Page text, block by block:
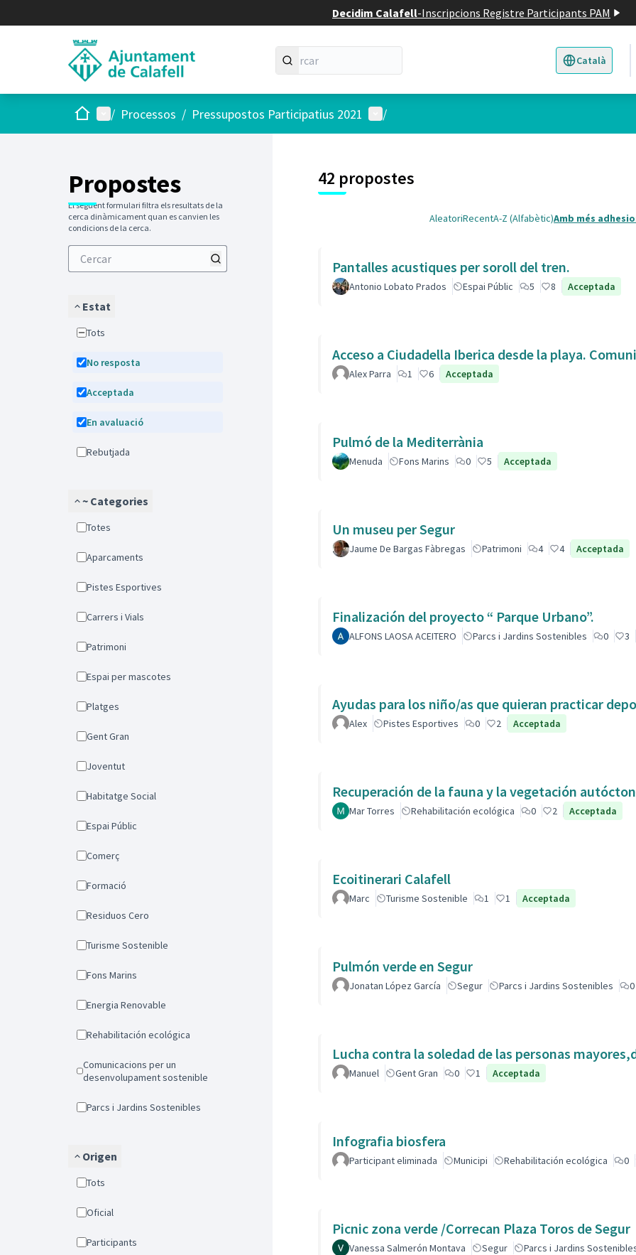
Decidim Calafell-Inscripcions Registre Participants PAM
Català
Triar la llengua
Inici Menú principal
/ Processos / Pressupostos Participatius 2021 Menú d'usuari
/
Propostes
El següent formulari filtra els resultats de la
cerca dinàmicament quan es canvien les
condicions de la cerca.
Estat
Tots
No resposta
Acceptada
En avaluació
Rebutjada
~ Categories
Totes
Aparcaments
Pistes Esportives
Carrers i Vials
Patrimoni
Espai per mascotes
Platges
Gent Gran
Joventut
Habitatge Social
Espai Públic
Comerç
Formació
Residuos Cero
Turisme Sostenible
Fons Marins
Energia Renovable
Rehabilitación ecológica
Comunicacions per un
desenvolupament sostenible
Parcs i Jardins Sostenibles
Origen
Tots
Oficial
Participants
4
42 propostes
AleatoriRecentA-Z (Alfabètic)Amb més
Pantalles acustiques per soroll del tren.
Antonio Lobato Prados Espai Públic 5 8 Acceptada
Acceso a Ciudadella Iberica desde la playa.
Alex Parra 1 6 Acceptada
Pulmó de la Mediterrània
Menuda Fons Marins 0 5 Acceptada
Un museu per Segur
Jaume De Bargas Fàbregas Patrimoni 4 4 Acceptada
Finalización del proyecto “ Parque Urbano”.
ALFONS LAOSA ACEITERO Parcs i Jardins Sostenibles 0 3
Ayudas para los niño/as que quieran practicar
Alex Pistes Esportives 0 2 Acceptada
Recuperación de la fauna y la vegetación
Mar Torres Rehabilitación ecológica 0 2 Acceptada
Ecoitinerari Calafell
Marc Turisme Sostenible 1 1 Acceptada
Pulmón verde en Segur
Jonatan López García Segur Parcs i Jardins Sostenibles 0
Lucha contra la soledad de las personas
Manuel Gent Gran 0 1 Acceptada
Infografia biosfera
Participant eliminada Municipi Rehabilitación ecológica 0
Picnic zona verde /Correcan Plaza Toros de Segur
Vanessa Salmerón Montava Segur Parcs i Jardins